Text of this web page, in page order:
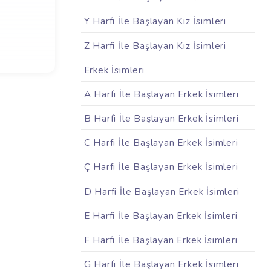
Y Harfi İle Başlayan Kız İsimleri
Z Harfi İle Başlayan Kız İsimleri
Erkek İsimleri
A Harfi İle Başlayan Erkek İsimleri
B Harfi İle Başlayan Erkek İsimleri
C Harfi İle Başlayan Erkek İsimleri
Ç Harfi İle Başlayan Erkek İsimleri
D Harfi İle Başlayan Erkek İsimleri
E Harfi İle Başlayan Erkek İsimleri
F Harfi İle Başlayan Erkek İsimleri
G Harfi İle Başlayan Erkek İsimleri